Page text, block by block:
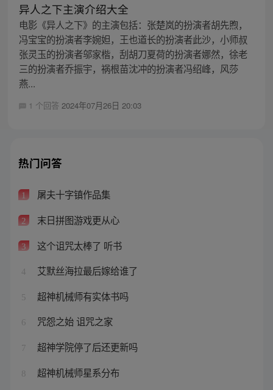
异人之下主演介绍大全
电影《异人之下》的主演包括：张楚岚的扮演者胡先煦，
冯宝宝的扮演者李婉妲，王也道长的扮演者此沙，小师叔
张灵玉的扮演者邬家楷，刮胡刀夏荷的扮演者娜然，徐老
三的扮演者乔振宇，祸根苗沈冲的扮演者冯绍峰，风莎
燕...
1 个回答 2024年07月26日 20:03
热门问答
1 屠夫十字镇作品集
2 末日拼图游戏更从心
3 这个诅咒太棒了 听书
4 艾默丝海拉最后嫁给谁了
5 超神机械师有实体书吗
6 咒怨之始 诅咒之家
7 超神学院停了后还更新吗
8 超神机械师星系分布